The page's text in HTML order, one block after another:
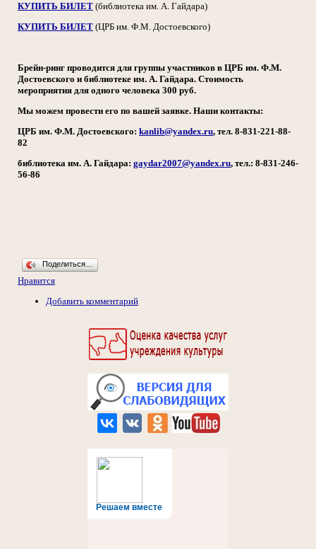
Решаем вместе
КУПИТЬ БИЛЕТ (библиотека им. А. Гайдара)
КУПИТЬ БИЛЕТ (ЦРБ им. Ф.М. Достоевского)
Брейн-ринг проводится для группы участников в ЦРБ им. Ф.М.
Достоевского и библиотеке им. А. Гайдара. Стоимость
мероприятия для одного человека 300 руб.
Мы можем провести его по вашей заявке. Наши контакты:
ЦРБ им. Ф.М. Достоевского: kanlib@yandex.ru, тел. 8-831-221-88-
82
библиотека им. А. Гайдара: gaydar2007@yandex.ru, тел.: 8-831-246-
56-86
Поделиться…
Нравится
Добавить комментарий